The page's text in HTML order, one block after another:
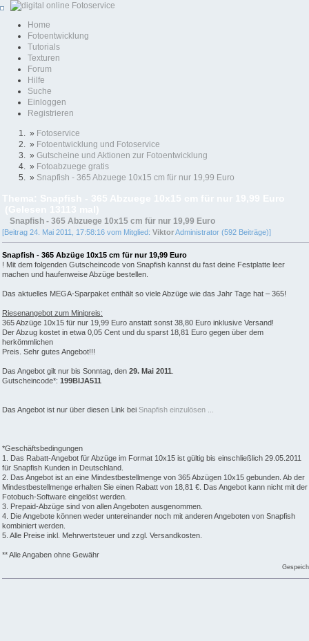
Home
Fotoentwicklung
Tutorials
Texturen
Forum
Hilfe
Suche
Einloggen
Registrieren
» Fotoservice
» Fotoentwicklung und Fotoservice
» Gutscheine und Aktionen zur Fotoentwicklung
» Fotoabzuege gratis
» Snapfish - 365 Abzuege 10x15 cm für nur 19,99 Euro
Snapfish - 365 Abzuege 10x15 cm für nur 19,99 Euro
[Beitrag 24. Mai 2011, 17:58:16 vom Mitglied: ViktorAdministrator (592 Beiträge)]
Snapfish - 365 Abzüge 10x15 cm für nur 19,99 Euro
! Mit dem folgenden Gutscheincode von Snapfish kannst du fast deine Festplatte leer
machen und haufenweise Abzüge bestellen.
Das aktuelles MEGA-Sparpaket enthält so viele Abzüge wie das Jahr Tage hat – 365!
Riesenangebot zum Minipreis:
365 Abzüge 10x15 für nur 19,99 Euro anstatt sonst 38,80 Euro inklusive Versand!
Der Abzug kostet in etwa 0,05 Cent und du sparst 18,81 Euro gegen über dem
herkömmlichen
Preis. Sehr gutes Angebot!!!
Das Angebot gilt nur bis Sonntag, den 29. Mai 2011
Gutscheincode*: 199BIJA511
Das Angebot ist nur über diesen Link bei Snapfish einzulösen ...
*Geschäftsbedingungen
1. Das Rabatt-Angebot für Abzüge im Format 10x15 ist gültig bis einschließlich 29.05.2011
für Snapfish Kunden in Deutschland.
2. Das Angebot ist an eine Mindestbestellmenge von 365 Abzügen 10x15 gebunden. Ab der
Mindestbestellmenge erhalten Sie einen Rabatt von 18,81 €. Das Angebot kann nicht mit der
Fotobuch-Software eingelöst werden.
3. Prepaid-Abzüge sind von allen Angeboten ausgenommen.
4. Die Angebote können weder untereinander noch mit anderen Angeboten von Snapfish
kombiniert werden.
5. Alle Preise inkl. Mehrwertsteuer und zzgl. Versandkosten.
** Alle Angaben ohne Gewähr